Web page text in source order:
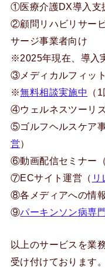
①医療介護DX導入支
②顧問リハビリサー
サージ事業者向け
※2025年現在、導入
③メディカルフィッ
※無料相談実施中
（
④ウェルネスツーリ
⑤ゴルフヘルスケア
営）
⑥動画配信セミナー（
⑦ECサイト運営（ リ
⑧各メディアへの情
⑨パーキンソン病専
以上のサービスを業
受け付けております